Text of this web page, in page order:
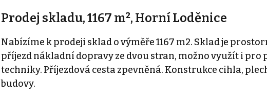
Prodej skladu, 1167 m², Horní Loděnice
Nabízíme k prodeji sklad o výměře 1167 m2. Sklad je
příjezd nákladní dopravy ze dvou stran, možno využít i pro
techniky. Příjezdová cesta zpevněná. Konstrukce cihla,
budovy.